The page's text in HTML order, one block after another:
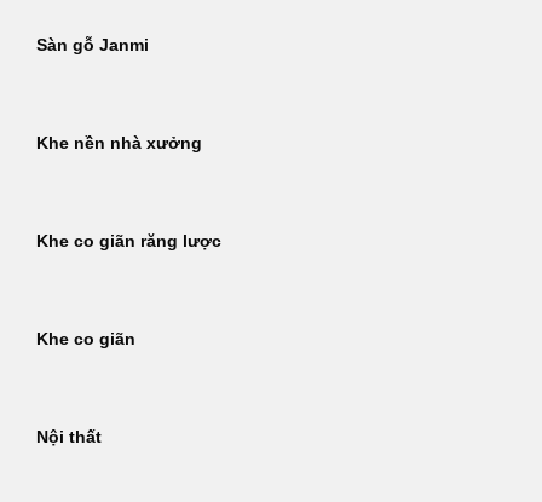
Sàn gỗ Janmi
Khe nền nhà xưởng
Khe co giãn răng lược
Khe co giãn
Nội thất